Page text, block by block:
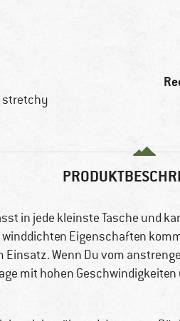
stretchy
in jede kleinste Tasche und
Eigenschaften
Wenn Du vom
mit hohen Geschwindigkeiten